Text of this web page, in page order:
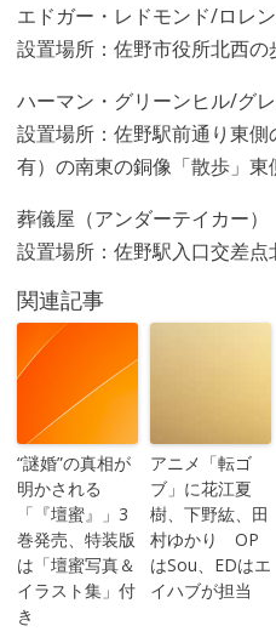
エドガー・レドモンド/ロレ
設置場所：佐野市役所北西の
ハーマン・グリーンヒル/グ
設置場所：佐野駅前通り東
有）の南東の銅像「散歩」東
葬儀屋（アンダーテイカー）
設置場所：佐野駅入口交差点
関連記事
“謎婚”の真相が
明かされる
「『壇蜜』」3
巻発売、特装版
は「壇蜜写真＆
イラスト集」付
き
アニメ「転ゴ
ブ」に花江夏
樹、下野紘、田
村ゆかり OP
はSou、EDはエ
イハブが担当